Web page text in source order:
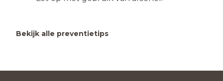
Bekijk alle preventietips